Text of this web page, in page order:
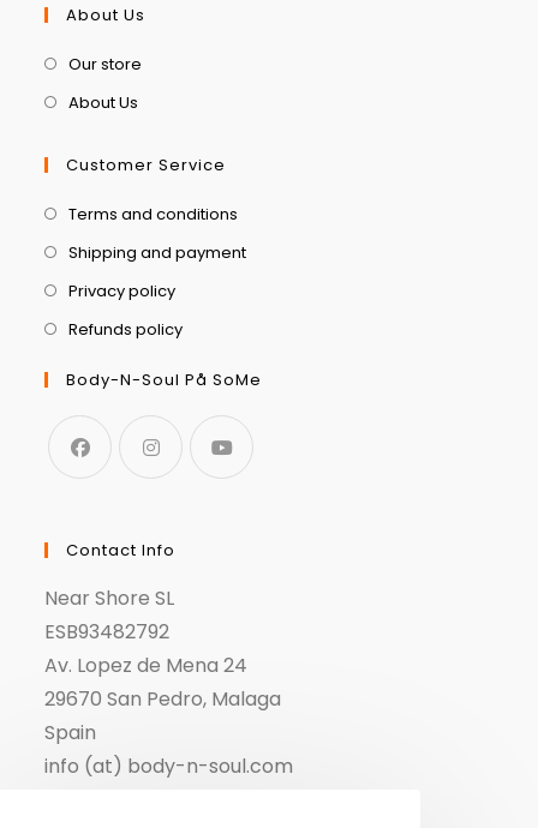
About Us
Our store
About Us
Customer Service
Terms and conditions
Shipping and payment
Privacy policy
Refunds policy
Body-N-Soul På SoMe
Contact Info
Near Shore SL
ESB93482792
Av. Lopez de Mena 24
29670 San Pedro, Malaga
Spain
info (at) body-n-soul.com